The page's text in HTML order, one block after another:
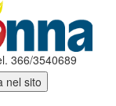
366/3540689